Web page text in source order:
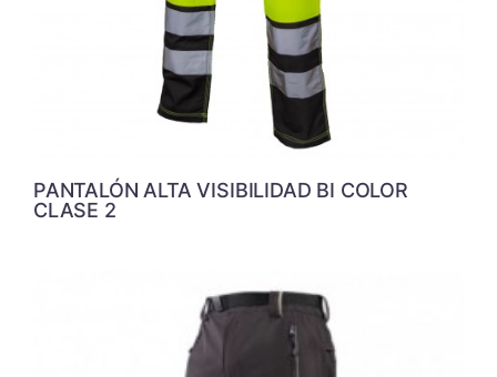
PANTALÓN ALTA VISIBILIDAD BI COLOR
CLASE 2